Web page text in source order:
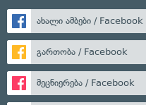
ახალი ამბები / Facebook
გართობა / Facebook
მეცნიერება / Facebook